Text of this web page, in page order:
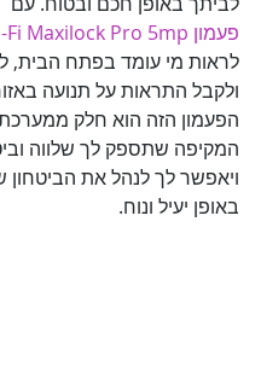
פעמון Wi-Fi Maxilock Pro 5mp
לראות מי עומד בפתח הבית,
ולקבל התראות על תנועה
הפעמון הזה הוא חלק
המקיפה שתספק לך שלווה
ויאפשר לך לנהל את הביטחון
באופן יעיל ונוח.